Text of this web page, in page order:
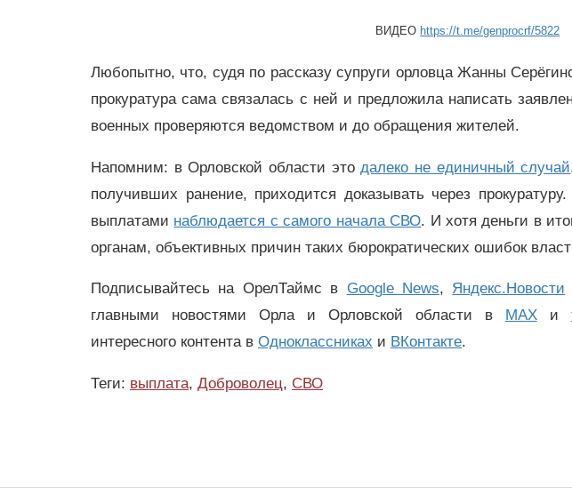
ВИДЕО https://t.me/genprocrf/5822
Любопытно, что, судя по рассказу супруги орловца Жанны
прокуратура сама связалась с ней и предложила написать
военных проверяются ведомством и до обращения жителей.
Напомним: в Орловской области это далеко не единичный случай
получивших ранение, приходится доказывать через
выплатами наблюдается с самого начала СВО. И хотя деньги в
органам, объективных причин таких бюрократических ошибок
Подписывайтесь на ОрелТаймс в Google News, Яндекс.Новости
главными новостями Орла и Орловской области в
MAXи
интересного контента в Одноклассниках и ВКонтакте.
Теги: выплата, Доброволец, СВО